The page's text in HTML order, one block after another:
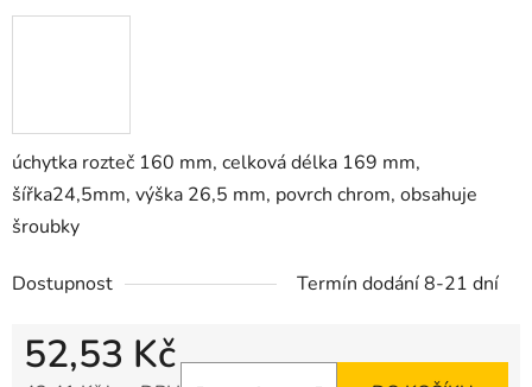
úchytka rozteč 160 mm, celková délka 169 mm,
šířka24,5mm, výška 26,5 mm, povrch chrom, obsahuje
šroubky
Dostupnost Termín dodání 8-21 dní
52,53 Kč